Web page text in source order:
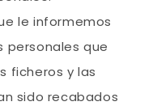
le informemos
personales que
ficheros y las
sido recabados